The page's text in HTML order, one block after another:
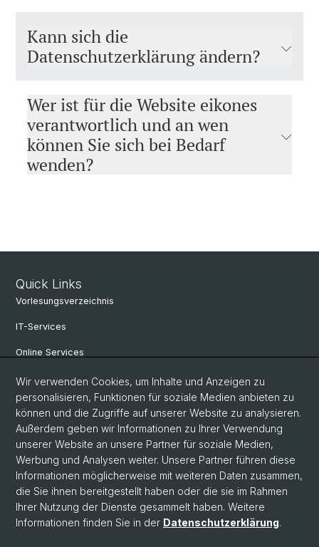
Kann sich die
Datenschutzerklärung ändern?
Wer ist für die Website eikones
verantwortlich und an wen
können Sie sich bei Bedarf
wenden?
Quick Links
Vorlesungsverzeichnis
IT-Services
Online Services
Personensuche
Veranstaltungen
Stellenangebote
Archiv eikones NFS Bildkritik 2005 - 2017
© Universität Basel
Datenschutzerklärung
Wir verwenden Cookies, um Inhalte und Anzeigen zu
personalisieren, Funktionen für soziale Medien anbieten zu
können und die Zugriffe auf unserer Website zu analysieren.
Außerdem geben wir Informationen zu Ihrer Verwendung
unserer Website an unsere Partner für soziale Medien,
Werbung und Analysen weiter. Unsere Partner führen diese
Informationen möglicherweise mit weiteren Daten zusammen,
die Sie ihnen bereitgestellt haben oder die sie im Rahmen
Ihrer Nutzung der Dienste gesammelt haben. Weitere
Informationen finden Sie in der Datenschutzerklärung.